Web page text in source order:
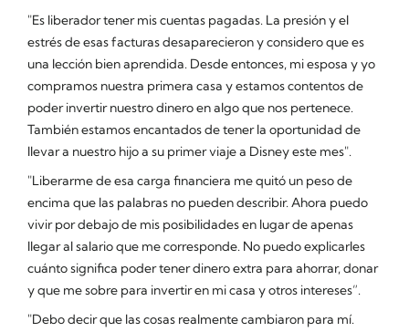
"Es liberador tener mis cuentas pagadas. La presión y el
estrés de esas facturas desaparecieron y considero que es
una lección bien aprendida. Desde entonces, mi esposa y yo
compramos nuestra primera casa y estamos contentos de
poder invertir nuestro dinero en algo que nos pertenece.
También estamos encantados de tener la oportunidad de
llevar a nuestro hijo a su primer viaje a Disney este mes".
"Liberarme de esa carga financiera me quitó un peso de
encima que las palabras no pueden describir. Ahora puedo
vivir por debajo de mis posibilidades en lugar de apenas
llegar al salario que me corresponde. No puedo explicarles
cuánto significa poder tener dinero extra para ahorrar, donar
y que me sobre para invertir en mi casa y otros intereses”.
"Debo decir que las cosas realmente cambiaron para mí.